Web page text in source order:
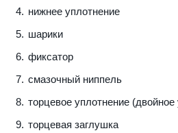
нижнее уплотнение
шарики
фиксатор
смазочный ниппель
торцевое уплотнение (двойное
торцевая заглушка